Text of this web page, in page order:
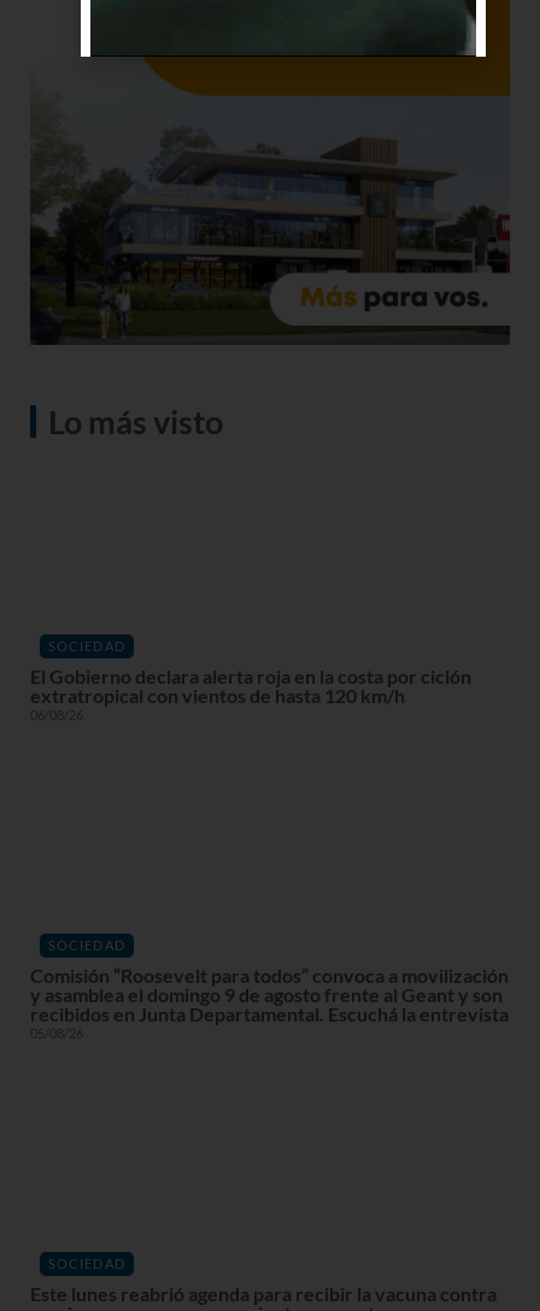
Lo más visto
SOCIEDAD
El Gobierno declara alerta roja en la costa por ciclón
extratropical con vientos de hasta 120 km/h
06/08/26
SOCIEDAD
Comisión “Roosevelt para todos” convoca a movilización
y asamblea el domingo 9 de agosto frente al Geant y son
recibidos en Junta Departamental. Escuchá la entrevista
05/08/26
SOCIEDAD
Este lunes reabrió agenda para recibir la vacuna contra